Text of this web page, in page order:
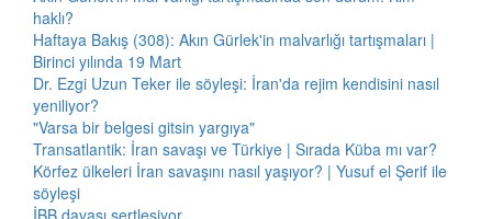
haklı?
Haftaya Bakış (308): Akın Gürlek'in malvarlığı tartışmaları |
Birinci yılında 19 Mart
Dr. Ezgi Uzun Teker ile söyleşi: İran'da rejim kendisini nasıl
yeniliyor?
"Varsa bir belgesi gitsin yargıya"
Transatlantik: İran savaşı ve Türkiye | Sırada Küba mı var?
Körfez ülkeleri İran savaşını nasıl yaşıyor? | Yusuf el Şerif ile
söyleşi
İBB davası sertleşiyor